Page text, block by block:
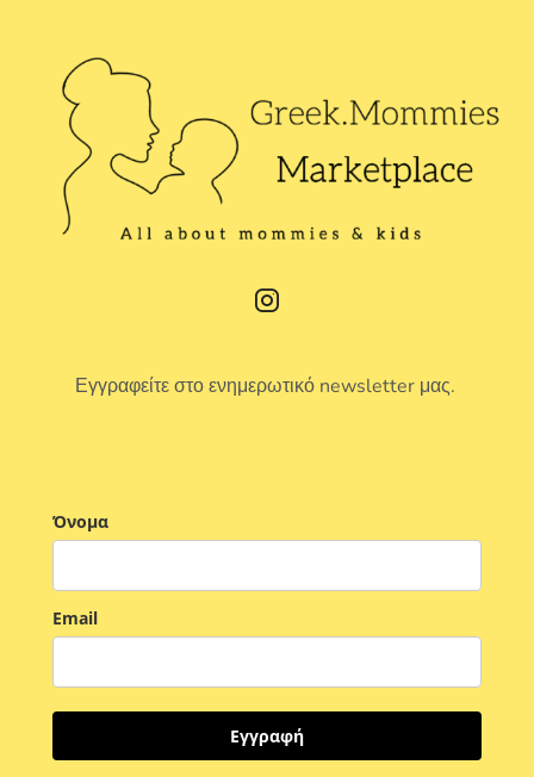
Εγγραφείτε στο ενημερωτικό newsletter μας.
Όνομα
Email
Εγγραφή